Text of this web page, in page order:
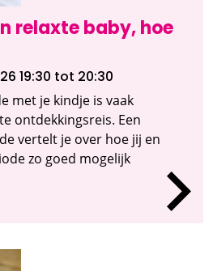
relaxte baby, hoe
19:30 tot 20:30
met je kindje is vaak
ontdekkingsreis. Een
vertelt je over hoe jij en
zo goed mogelijk